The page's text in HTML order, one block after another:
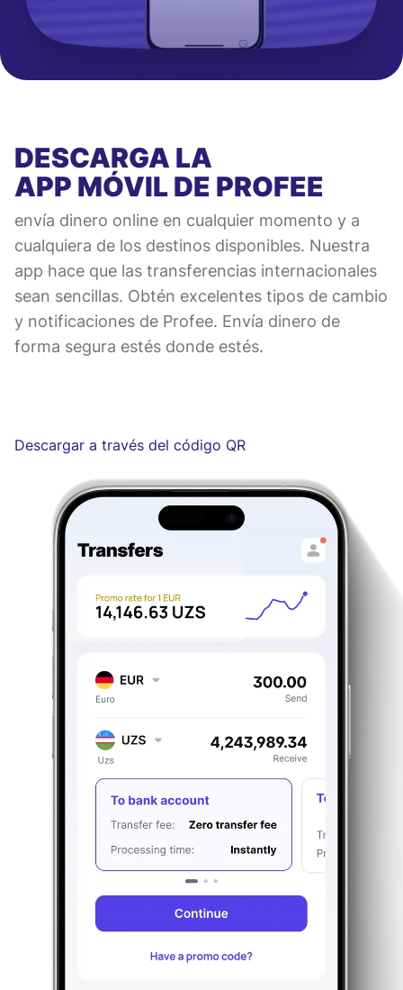
DESCARGA LA
APP MÓVILDE PROFEE
envía dinero online en cualquier momento y a
cualquiera de los destinos disponibles. Nuestra
app hace que las transferencias internacionales
sean sencillas. Obtén excelentes tipos de cambio
y notificaciones de Profee. Envía dinero de
forma segura estés donde estés.
Descargar a través del código QR